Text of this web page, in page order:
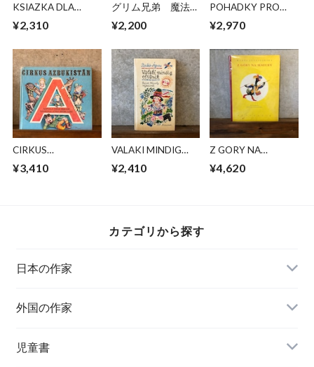
KSIAZKA DLA
¥2,310
グリム兄弟 魔法の
¥2,200
POHADKY PRO
¥2,970
CIRKUS
¥3,410
VALAKI MINDIG
¥2,410
Z GORY NA
¥4,620
カテゴリから探す
日本の作家
外国の作家
チェコ
児童書